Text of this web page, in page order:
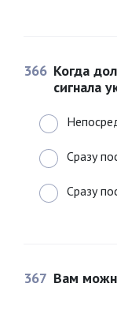
366 Когда
сигнала
Сразу
Сразу
367 Вам